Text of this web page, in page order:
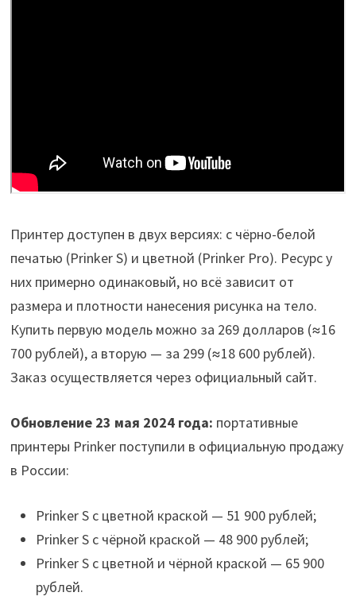
Принтер доступен в двух версиях: с чёрно-белой
печатью (Prinker S) и цветной (Prinker Pro). Ресурс у
них примерно одинаковый, но всё зависит от
размера и плотности нанесения рисунка на тело.
Купить первую модель можно за 269 долларов (≈16
700 рублей), а вторую — за 299 (≈18 600 рублей).
Заказ осуществляется через официальный сайт.
Обновление 23 мая 2024 года: портативные
принтеры Prinker поступили в официальную продажу
в России:
Prinker S с цветной краской — 51 900 рублей;
Prinker S с чёрной краской — 48 900 рублей;
Prinker S с цветной и чёрной краской — 65 900
рублей.